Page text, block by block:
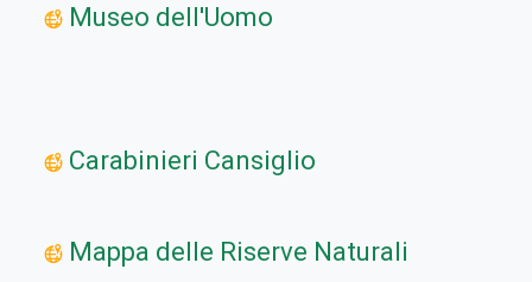
Museo dell'Uomo
Carabinieri Cansiglio
Mappa delle Riserve Naturali